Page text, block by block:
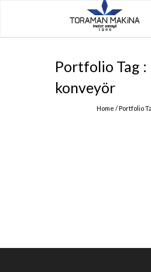
Portfolio Tag :
konveyör
Home / Portfolio